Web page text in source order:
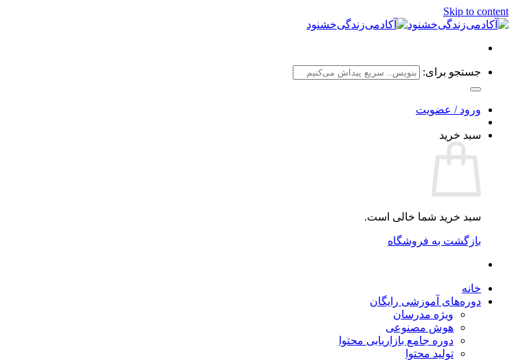
Skip to content
جستجو برای:
ورود / عضویت
سبد خرید
سبد خرید شما خالی است.
بازگشت به فروشگاه
خانه
دوره‌های آموزشی رایگان
ویژه مدرسان
هوش مصنوعی
دوره جامع بازاریابی محتوا
تولید محتوا